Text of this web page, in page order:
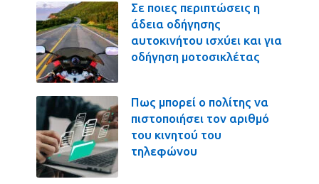
Σε ποιες περιπτώσεις η
άδεια οδήγησης
αυτοκινήτου ισχύει και για
οδήγηση μοτοσικλέτας
Πως μπορεί ο πολίτης να
πιστοποιήσει τον αριθμό
του κινητού του
τηλεφώνου